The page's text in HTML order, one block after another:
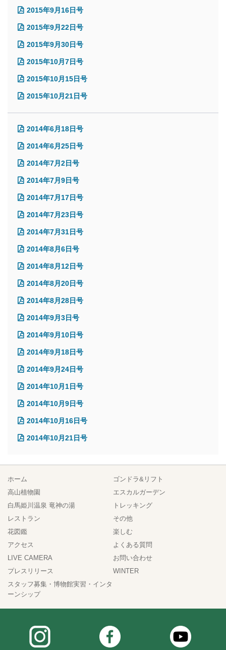
2015年9月16日号
2015年9月22日号
2015年9月30日号
2015年10月7日号
2015年10月15日号
2015年10月21日号
2014年6月18日号
2014年6月25日号
2014年7月2日号
2014年7月9日号
2014年7月17日号
2014年7月23日号
2014年7月31日号
2014年8月6日号
2014年8月12日号
2014年8月20日号
2014年8月28日号
2014年9月3日号
2014年9月10日号
2014年9月18日号
2014年9月24日号
2014年10月1日号
2014年10月9日号
2014年10月16日号
2014年10月21日号
ホーム
ゴンドラ&リフト
高山植物園
エスカルガーデン
白馬姫川温泉 竜神の湯
トレッキング
レストラン
その他
花図鑑
楽しむ
アクセス
よくある質問
LIVE CAMERA
お問い合わせ
プレスリリース
WINTER
スタッフ募集・博物館実習・インタ
ーンシップ